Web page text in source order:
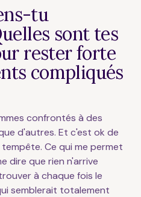
tu
sont tes
rester forte
compliqués
confrontés à des
d'autres. Et c'est ok de
Ce qui me permet
dire que rien n'arrive
à chaque fois le
semblerait totalement